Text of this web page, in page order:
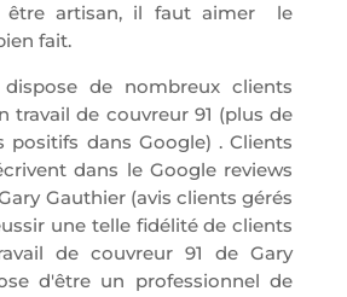
être artisan, il faut aimer le
fait.
de nombreux clients
travail de couvreur 91 (plus de
positifs dans Google) . Clients
dans le Google reviews
Gauthier (avis clients gérés
une telle fidélité de clients
de couvreur 91 de Gary
d'être un professionnel de